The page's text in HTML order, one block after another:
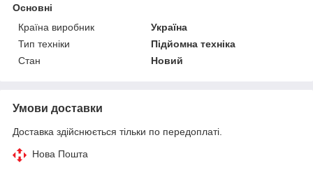
Основні
Країна виробник
Україна
Тип техніки
Підйомна техніка
Стан
Новий
Умови доставки
Доставка здійснюється тільки по передоплаті.
Нова Пошта